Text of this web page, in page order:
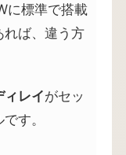
に標準で搭載
れば、違う方
ィレイがセッ
す。